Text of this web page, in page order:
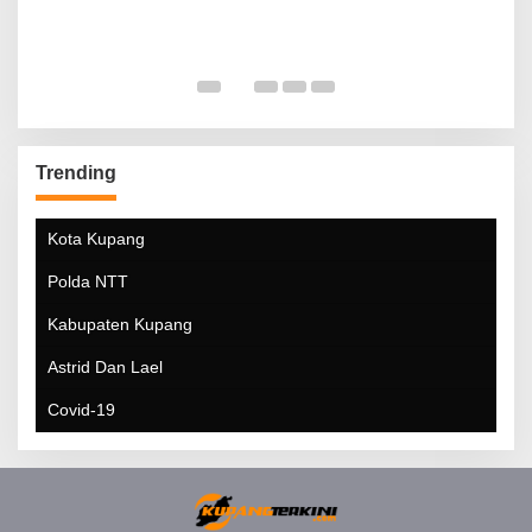
Trending
Kota Kupang
Polda NTT
Kabupaten Kupang
Astrid Dan Lael
Covid-19